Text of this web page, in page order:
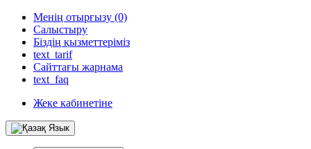
Менің отырғызу (0)
Салыстыру
Біздің қызметтеріміз
text_tarif
Сайттағы жарнама
text_faq
Жеке кабинетіне
Язык